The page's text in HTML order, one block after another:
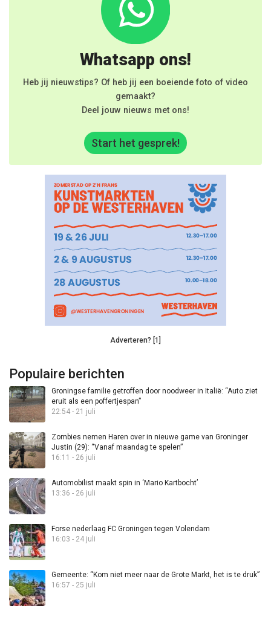
Whatsapp ons!
Heb jij nieuwstips? Of heb jij een boeiende foto of video
gemaakt?
Deel jouw nieuws met ons!
Start het gesprek!
Adverteren? [1]
Populaire berichten
Groningse familie getroffen door noodweer in Italië: “Auto ziet
eruit als een poffertjespan”
22:54 - 21 juli
Zombies nemen Haren over in nieuwe game van Groninger
Justin (29): “Vanaf maandag te spelen”
16:11 - 26 juli
Automobilist maakt spin in ‘Mario Kartbocht’
13:36 - 26 juli
Forse nederlaag FC Groningen tegen Volendam
16:03 - 24 juli
Gemeente: “Kom niet meer naar de Grote Markt, het is te druk”
16:57 - 25 juli